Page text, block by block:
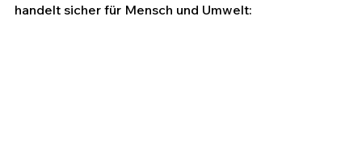
handelt sicher für Mensch und Umwelt: